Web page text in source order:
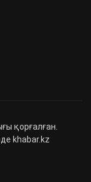
қорғалған.
khabar.kz